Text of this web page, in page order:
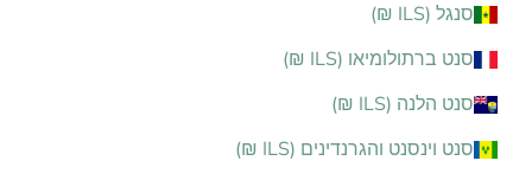
סנגל (ILS ₪)
סנט ברתולומיאו (ILS ₪)
סנט הלנה (ILS ₪)
סנט וינסנט והגרנדינים (ILS ₪)